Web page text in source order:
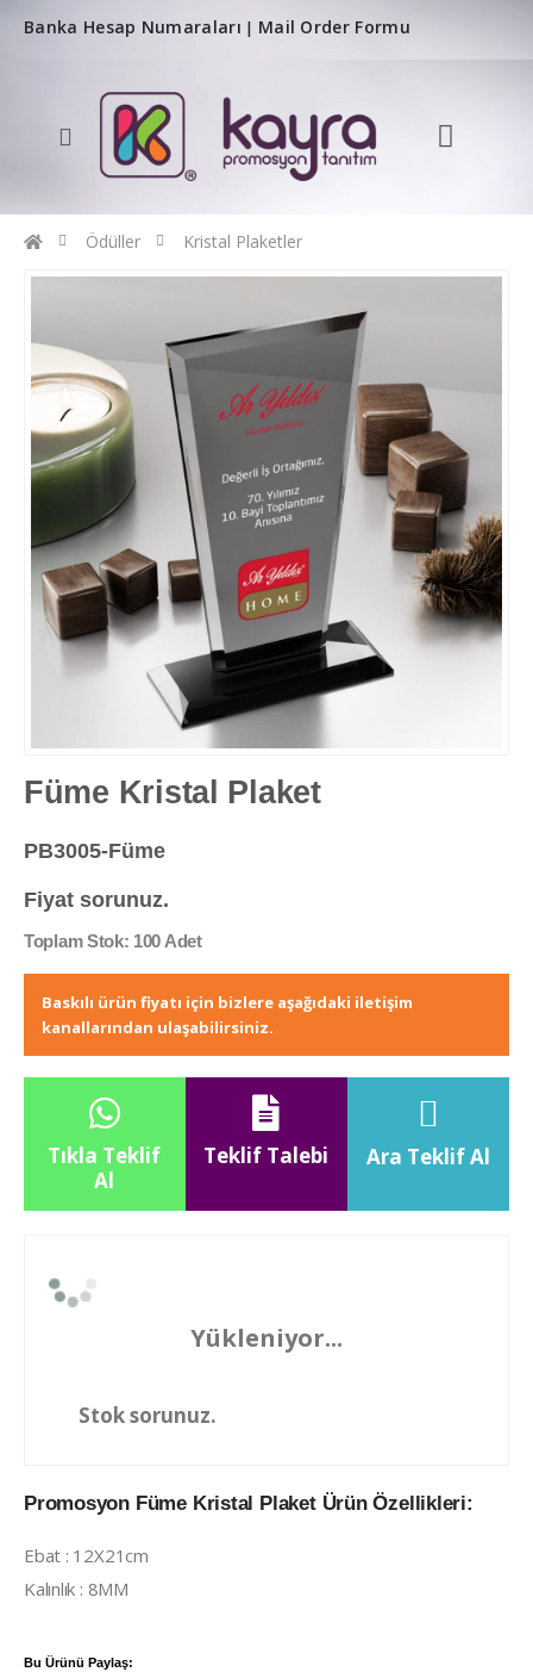
Banka Hesap Numaraları | Mail Order Formu
Ödüller Kristal Plaketler
Füme Kristal Plaket
PB3005-Füme
Fiyat sorunuz.
Toplam Stok: 100 Adet
Baskılı ürün fiyatı için bizlere aşağıdaki iletişim
kanallarından ulaşabilirsiniz.
Tıkla Teklif
Al
Teklif Talebi Ara Teklif Al
Yükleniyor...
Stok sorunuz.
Promosyon Füme Kristal Plaket Ürün Özellikleri:
Ebat : 12X21cm
Kalınlık : 8MM
Bu Ürünü Paylaş: